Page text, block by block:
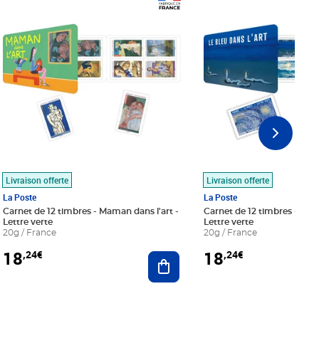
au panier
Livraison offerte
La Poste
Carnet de 12 timbres - Maman dans l'art -
Lettre verte
20g / France
18,24€ Ajouter au panier
Livraison offerte
La Poste
Carnet de 12 timbres - Le
Lettre verte
20g / France
18,24€